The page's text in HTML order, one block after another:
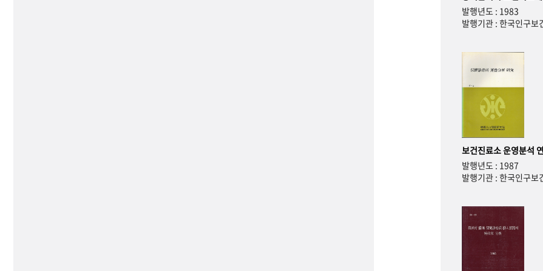
발행년도 : 1983
발행기관 : 한국인구보
보건진료소 운영분석
발행년도 : 1987
발행기관 : 한국인구보